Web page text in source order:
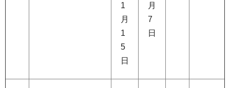
1
月
1
5
日
月
7
日